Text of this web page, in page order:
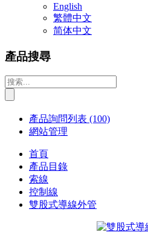
English
繁體中文
简体中文
產品搜尋
產品詢問列表 (100)
網站管理
首頁
產品目錄
索線
控制線
雙股式導線外管